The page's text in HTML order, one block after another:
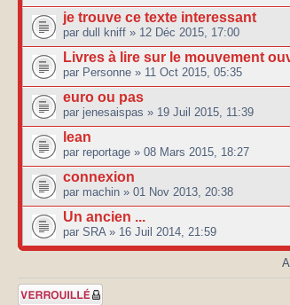
je trouve ce texte interessant
par dull kniff » 12 Déc 2015, 17:00
Livres à lire sur le mouvement
par Personne » 11 Oct 2015, 05:35
euro ou pas
par jenesaispas » 19 Juil 2015, 11:39
lean
par reportage » 08 Mars 2015, 18:27
connexion
par machin » 01 Nov 2013, 20:38
Un ancien ...
par SRA » 16 Juil 2014, 21:59
Forum verrouillé